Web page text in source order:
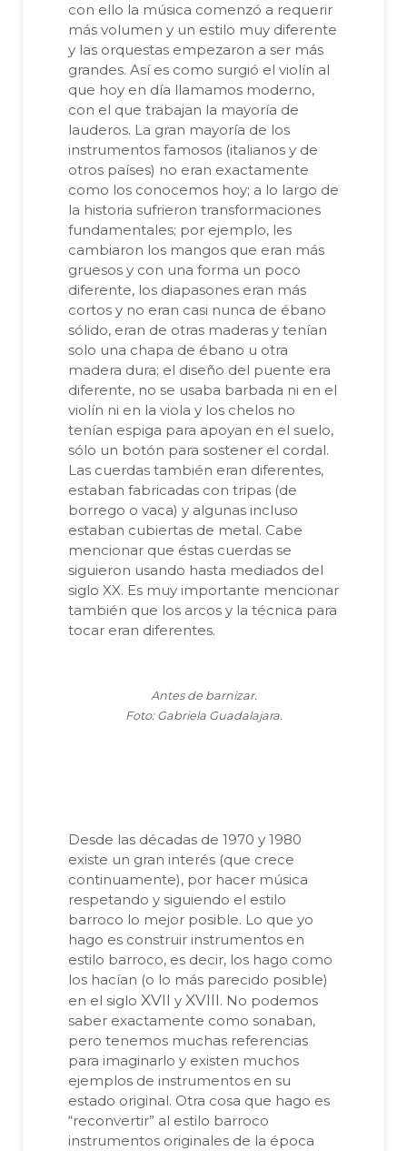
con ello la música comenzó a requerir
más volumen y un estilo muy diferente
y las orquestas empezaron a ser más
grandes. Así es como surgió el violín al
que hoy en día llamamos moderno,
con el que trabajan la mayoría de
lauderos. La gran mayoría de los
instrumentos famosos (italianos y de
otros países) no eran exactamente
como los conocemos hoy; a lo largo de
la historia sufrieron transformaciones
fundamentales; por ejemplo, les
cambiaron los mangos que eran más
gruesos y con una forma un poco
diferente, los diapasones eran más
cortos y no eran casi nunca de ébano
sólido, eran de otras maderas y tenían
solo una chapa de ébano u otra
madera dura; el diseño del puente era
diferente, no se usaba barbada ni en el
violín ni en la viola y los chelos no
tenían espiga para apoyan en el suelo,
sólo un botón para sostener el cordal.
Las cuerdas también eran diferentes,
estaban fabricadas con tripas (de
borrego o vaca) y algunas incluso
estaban cubiertas de metal. Cabe
mencionar que éstas cuerdas se
siguieron usando hasta mediados del
siglo XX. Es muy importante mencionar
también que los arcos y la técnica para
tocar eran diferentes.
Antes de barnizar.
Foto: Gabriela Guadalajara.
Desde las décadas de 1970 y 1980
existe un gran interés (que crece
continuamente), por hacer música
respetando y siguiendo el estilo
barroco lo mejor posible. Lo que yo
hago es construir instrumentos en
estilo barroco, es decir, los hago como
los hacían (o lo más parecido posible)
en el siglo XVII y XVIII. No podemos
saber exactamente como sonaban,
pero tenemos muchas referencias
para imaginarlo y existen muchos
ejemplos de instrumentos en su
estado original. Otra cosa que hago es
“reconvertir” al estilo barroco
instrumentos originales de la época